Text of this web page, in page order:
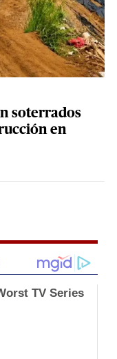
soterrados
en
TV Series